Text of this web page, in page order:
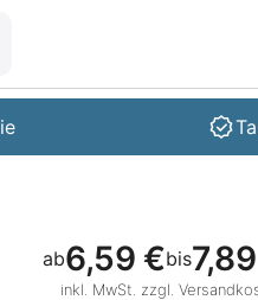
ab6,59 €bis7,89
inkl. MwSt. zzgl.